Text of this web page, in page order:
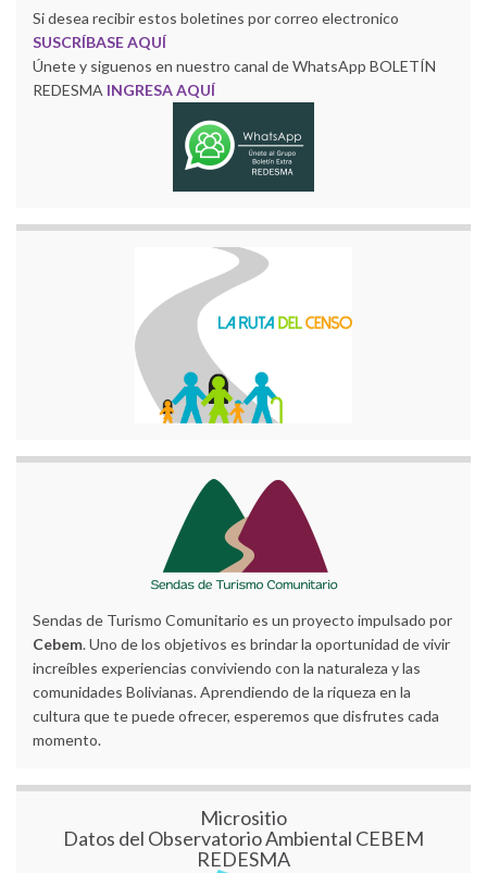
Si desea recibir estos boletines por correo electronico
SUSCRÍBASE AQUÍ
Únete y siguenos en nuestro canal de WhatsApp BOLETÍN
REDESMA INGRESA AQUÍ
Sendas de Turismo Comunitario es un proyecto impulsado por
Cebem. Uno de los objetivos es brindar la oportunidad de vivir
increíbles experiencias conviviendo con la naturaleza y las
comunidades Bolivianas. Aprendiendo de la riqueza en la
cultura que te puede ofrecer, esperemos que disfrutes cada
momento.
Micrositio
Datos del Observatorio Ambiental CEBEM
REDESMA